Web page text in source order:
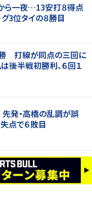
ら一夜…13安打８得点
3位タイの８勝目
打線が同点の三回に
後半戦初勝利、６回１
発・高橋の乱調が誤
失点で６敗目